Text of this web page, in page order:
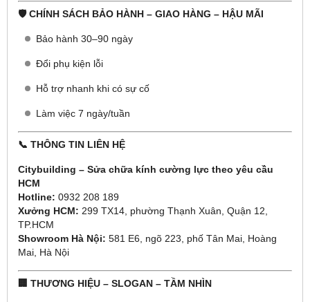
🛡️ CHÍNH SÁCH BẢO HÀNH – GIAO HÀNG – HẬU MÃI
Bảo hành 30–90 ngày
Đổi phụ kiện lỗi
Hỗ trợ nhanh khi có sự cố
Làm việc 7 ngày/tuần
📞 THÔNG TIN LIÊN HỆ
Citybuilding – Sửa chữa kính cường lực theo yêu cầu
HCM
Hotline: 0932 208 189
Xưởng HCM: 299 TX14, phường Thạnh Xuân, Quận 12,
TP.HCM
Showroom Hà Nội: 581 E6, ngõ 223, phố Tân Mai, Hoàng
Mai, Hà Nội
🏢 THƯƠNG HIỆU – SLOGAN – TẦM NHÌN